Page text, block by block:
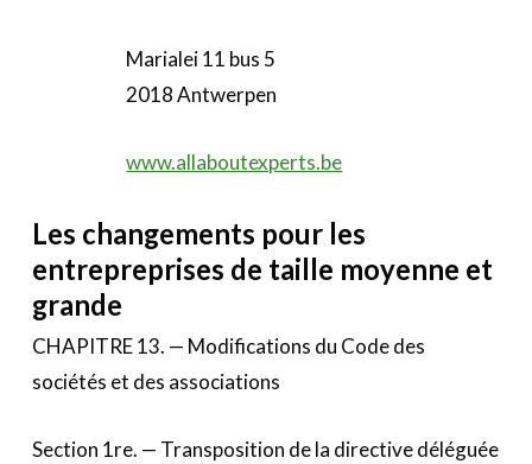
Marialei 11 bus 5
2018 Antwerpen
www.allaboutexperts.be
Les changements pour les
entrepreprises de taille moyenne et
grande
CHAPITRE 13. — Modifications du Code des
sociétés et des associations
Section 1re. — Transposition de la directive déléguée